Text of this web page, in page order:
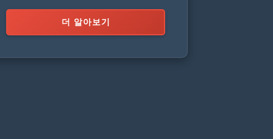
개념에 대한 풍자입니다.
더 알아보기